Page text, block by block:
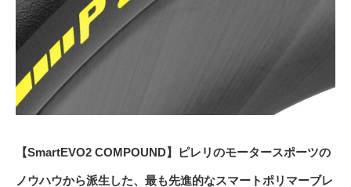
【SmartEVO2 COMPOUND】ピレリのモータースポーツの
ノウハウから派生した、最も先進的なスマートポリマーブレ